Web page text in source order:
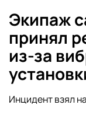
Экипаж
принял
из-за
Инцидент взял